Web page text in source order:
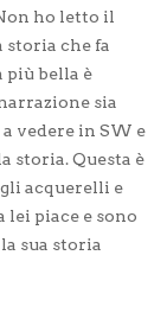
ho letto il
storia che fa
più bella è
sia
vedere in SW e
storia. Questa è
acquerelli e
lei piace e sono
sua storia